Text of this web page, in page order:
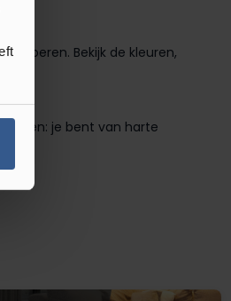
vloeren. Bekijk de kleuren,
je bent van harte